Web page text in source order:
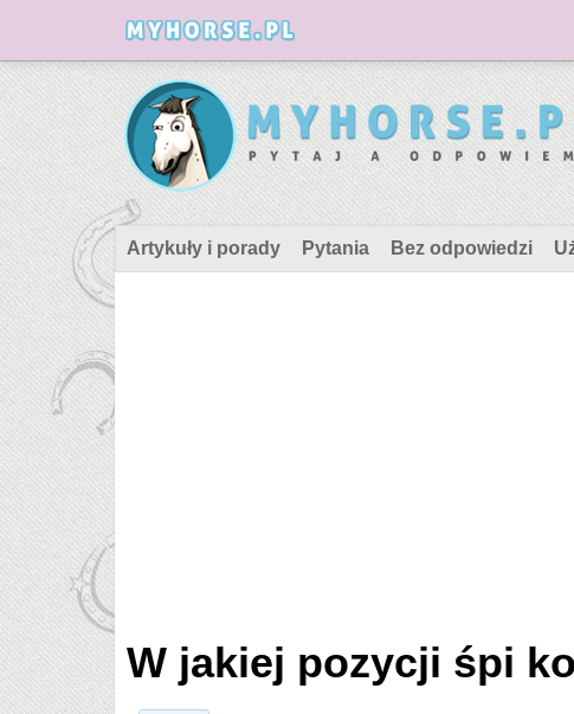
Artykuły i porady Pytania Bez odpowiedzi
W jakiej pozycji śpi